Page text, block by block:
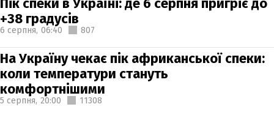
+38 градусів
6 серпня, 06:40 807
На Україну чекає пік африканської спеки:
коли температури стануть
комфортнішими
5 серпня, 20:00 11308